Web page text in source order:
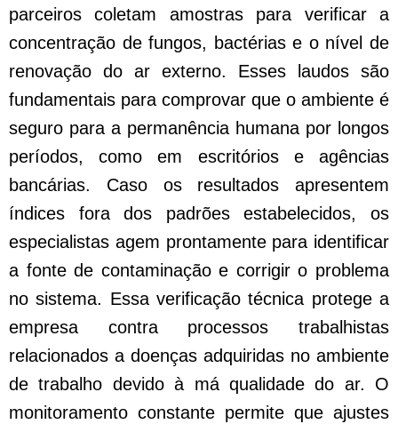
parceiros coletam amostras para verificar a
concentração de fungos, bactérias e o nível de
renovação do ar externo. Esses laudos são
fundamentais para comprovar que o ambiente é
seguro para a permanência humana por longos
períodos, como em escritórios e agências
bancárias. Caso os resultados apresentem
índices fora dos padrões estabelecidos, os
especialistas agem prontamente para identificar
a fonte de contaminação e corrigir o problema
no sistema. Essa verificação técnica protege a
empresa contra processos trabalhistas
relacionados a doenças adquiridas no ambiente
de trabalho devido à má qualidade do ar. O
monitoramento constante permite que ajustes